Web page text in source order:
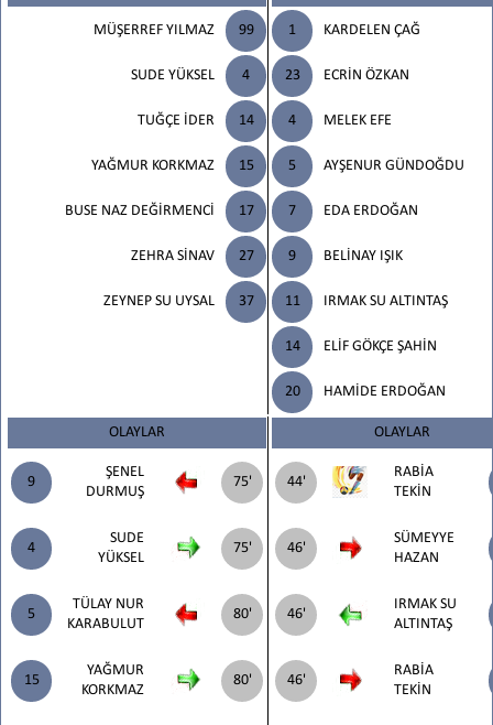
99
MÜŞERREF YILMAZ
4
SUDE YÜKSEL
14
TUĞÇE İDER
15
YAĞMUR KORKMAZ
17
BUSE NAZ DEĞİRMENCİ
27
ZEHRA SİNAV
37
ZEYNEP SU UYSAL
1 KARDELEN ÇAĞ
23 ECRİN ÖZKAN
4 MELEK EFE
5 AYŞENUR GÜNDOĞDU
7 EDA ERDOĞAN
9 BELİNAY IŞIK
11 IRMAK SU ALTINTAŞ
14 ELİF GÖKÇE ŞAHİN
20 HAMİDE ERDOĞAN
OLAYLAR
9
ŞENEL
DURMUŞ
75'
4
SUDE
YÜKSEL
75'
5
TÜLAY NUR
KARABULUT
80'
15
YAĞMUR
KORKMAZ
80'
OLAYLAR
44'
RABİA
TEKİN
46'
SÜMEYYE
HAZAN
46'
IRMAK SU
ALTINTAŞ
46'
RABİA
TEKİN